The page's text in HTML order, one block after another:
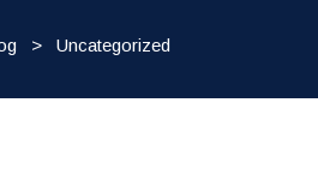
> Uncategorized